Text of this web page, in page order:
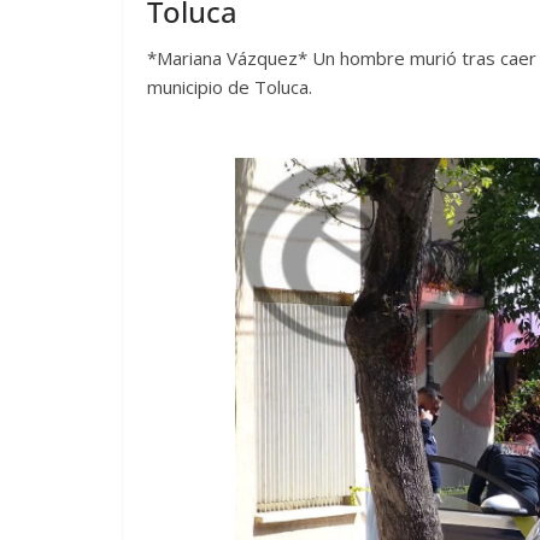
Toluca
*Mariana Vázquez* Un hombre murió tras
municipio de Toluca.